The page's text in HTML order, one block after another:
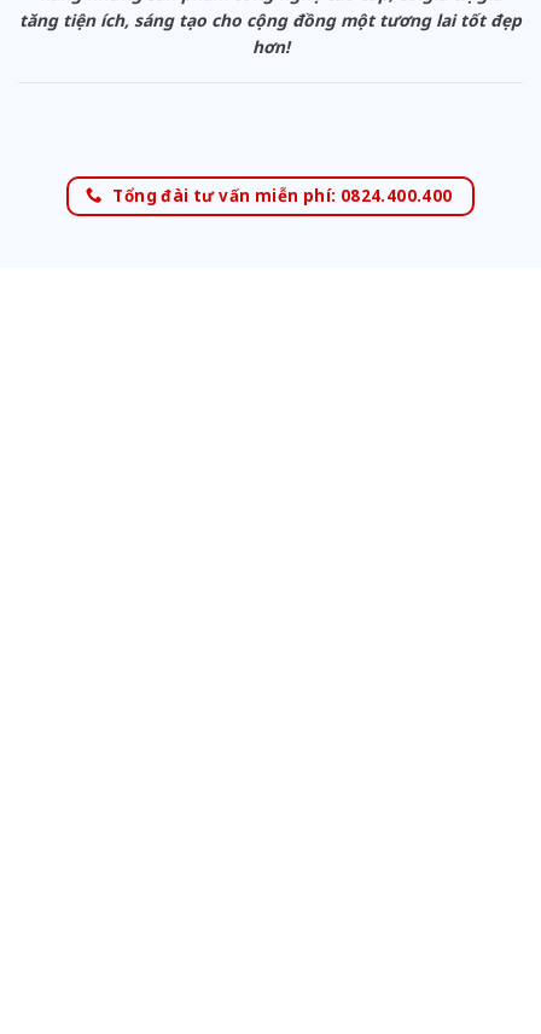
tăng tiện ích, sáng tạo cho cộng đồng một tương lai tốt đẹp
hơn!
Tổng đài tư vấn miễn phí: 0824.400.400